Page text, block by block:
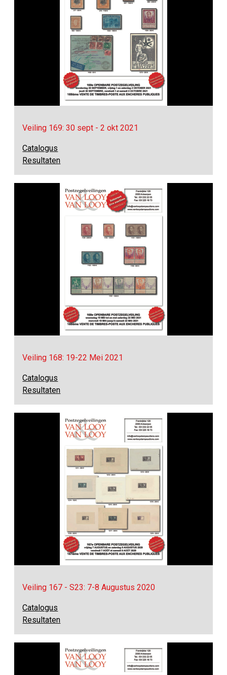
Veiling 169: 30 sept - 2 okt 2021
Catalogus
Resultaten
Veiling 168: 19-22 Mei 2021
Catalogus
Resultaten
Veiling 167 - S23: 7-8 Augustus 2020
Catalogus
Resultaten